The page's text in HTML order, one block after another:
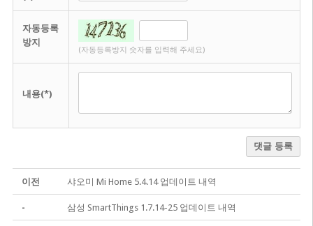
자동등록
방지
(자동등록방지 숫자를 입력해 주세요)
내용(*)
댓글 등록
이전 샤오미 Mi Home 5.4.14 업데이트 내역
- 삼성 SmartThings 1.7.14-25 업데이트 내역